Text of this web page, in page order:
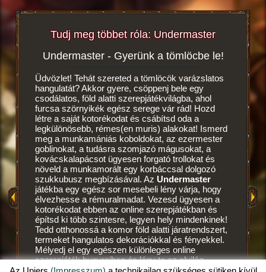
Tudj meg többet róla: Undermaster
Undermaster - Gyerünk a tömlöcbe le!
Üdvözlet! Tehát szereted a tömlöcök varázslatos
hangulatát? Akkor gyere, csöppenj bele egy
csodálatos, föld alatti szerepjátékvilágba, ahol
furcsa szörnyikék egész serege vár rád! Hozd
létre a saját kotorékodat és csábítsd oda a
legkülönösebb, rémes(en muris) alakokat! Ismerd
meg a munkamániás koboldokat, az ezermester
goblinokat, a tudásra szomjazó mágusokat, a
kovácskalapácsot ügyesen forgató trollokat és
növeld a munkamorált egy korbáccsal dolgozó
szukkubusz megbízásával. Az Undermaster
játékba egy egész sor mesebeli lény várja, hogy
élvezhesse a rémuralmadat. Vezesd ügyesen a
kotorékodat ebben az online szerepjátékban és
építsd ki több szintesre, legyen hely mindenkinek!
Tedd otthonossá a komor föld alatti járatrendszert,
termeket hangulatos dekorációkkal és fényekkel.
Mélyedj el egy egészen különleges online
szerepjáték bugyraiban és légy te az alvilág
mestere, egy igazi undermaster! Szeretnéd tudni,
Ez egy
egész
neked,
első
a
amatőr